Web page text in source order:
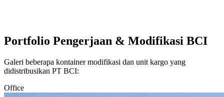
Portfolio Pengerjaan & Modifikasi BCI
Galeri beberapa kontainer modifikasi dan unit kargo yang
didistribusikan PT BCI:
Office